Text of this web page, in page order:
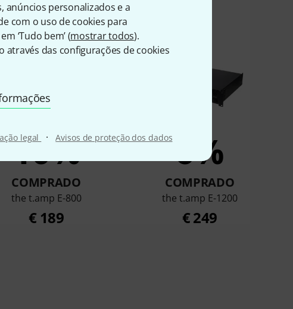
anúncios personalizados e a
com o uso de cookies para
‘Tudo bem’ (mostrar todos).
das configurações de cookies
legal · Avisos de proteção dos dados
este artigo
10%
COMPRADO
the t.amp E-800
€ 189
6%
COMPRADO
the t.amp E-1200
€ 249